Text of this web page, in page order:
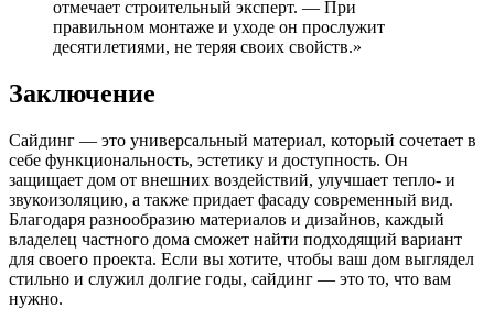
отмечает строительный эксперт. — При
правильном монтаже и уходе он прослужит
десятилетиями, не теряя своих свойств.»
Заключение
Сайдинг — это универсальный материал, который сочетает в
себе функциональность, эстетику и доступность. Он
защищает дом от внешних воздействий, улучшает тепло- и
звукоизоляцию, а также придает фасаду современный вид.
Благодаря разнообразию материалов и дизайнов, каждый
владелец частного дома сможет найти подходящий вариант
для своего проекта. Если вы хотите, чтобы ваш дом выглядел
стильно и служил долгие годы, сайдинг — это то, что вам
нужно.